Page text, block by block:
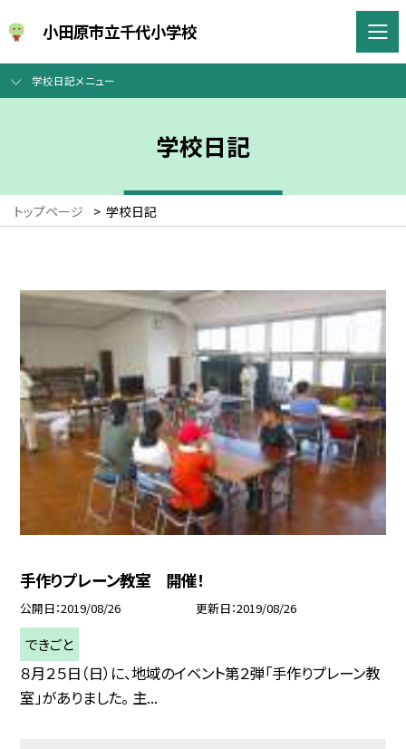
小田原市立千代小学校
学校日記メニュー
学校日記
トップページ > 学校日記
手作りプレーン教室 開催！
公開日 2019/08/26 更新日 2019/08/26
できごと
８月２５日（日）に、地域のイベント第２弾「手作りプレーン教
室」がありました。 主...